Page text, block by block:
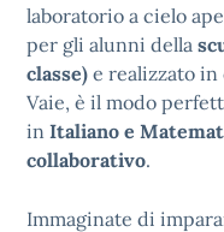
laboratorio a cielo
per gli alunni della
classe) e realizzato
Vaie, è il modo
in Italiano e
collaborativo.
Immaginate di